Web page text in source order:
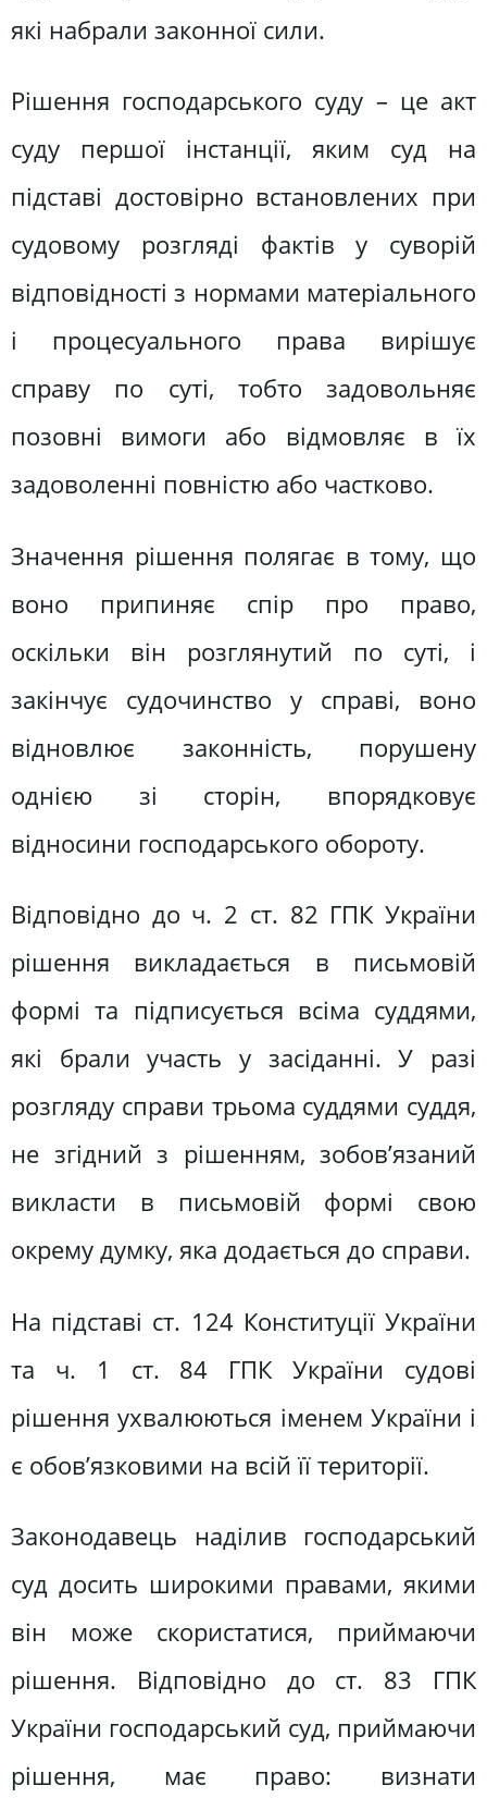
які набрали законної сили.
Рішення господарського суду – це акт
суду першої інстанції, яким суд на
підставі достовірно встановлених при
судовому розгляді фактів у суворій
відповідності з нормами матеріального
і процесуального права вирішує
справу по суті, тобто задовольняє
позовні вимоги або відмовляє в їх
задоволенні повністю або частково.
Значення рішення полягає в тому, що
воно припиняє спір про право,
оскільки він розглянутий по суті, і
закінчує судочинство у справі, воно
відновлює законність, порушену
однією зі сторін, впорядковує
відносини господарського обороту.
Відповідно до ч. 2 ст. 82 ГПК України
рішення викладається в письмовій
формі та підписується всіма суддями,
які брали участь у засіданні. У разі
розгляду справи трьома суддями суддя,
не згідний з рішенням, зобов’язаний
викласти в письмовій формі свою
окрему думку, яка додається до справи.
На підставі ст. 124 Конституції України
та ч. 1 ст. 84 ГПК України судові
рішення ухвалюються іменем України і
є обов’язковими на всій її території.
Законодавець наділив господарський
суд досить широкими правами, якими
він може скористатися, приймаючи
рішення. Відповідно до ст. 83 ГПК
України господарський суд, приймаючи
рішення, має право: визнати